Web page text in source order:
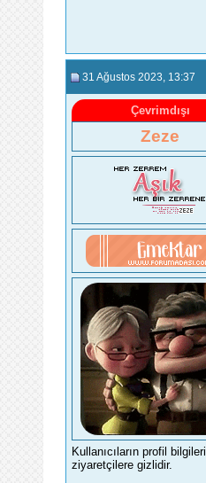
31 Ağustos 2023 , 13:37
Çevrimdışı
Zeze
Kullanıcıların profil bilgileri
ziyaretçilere gizlidir.